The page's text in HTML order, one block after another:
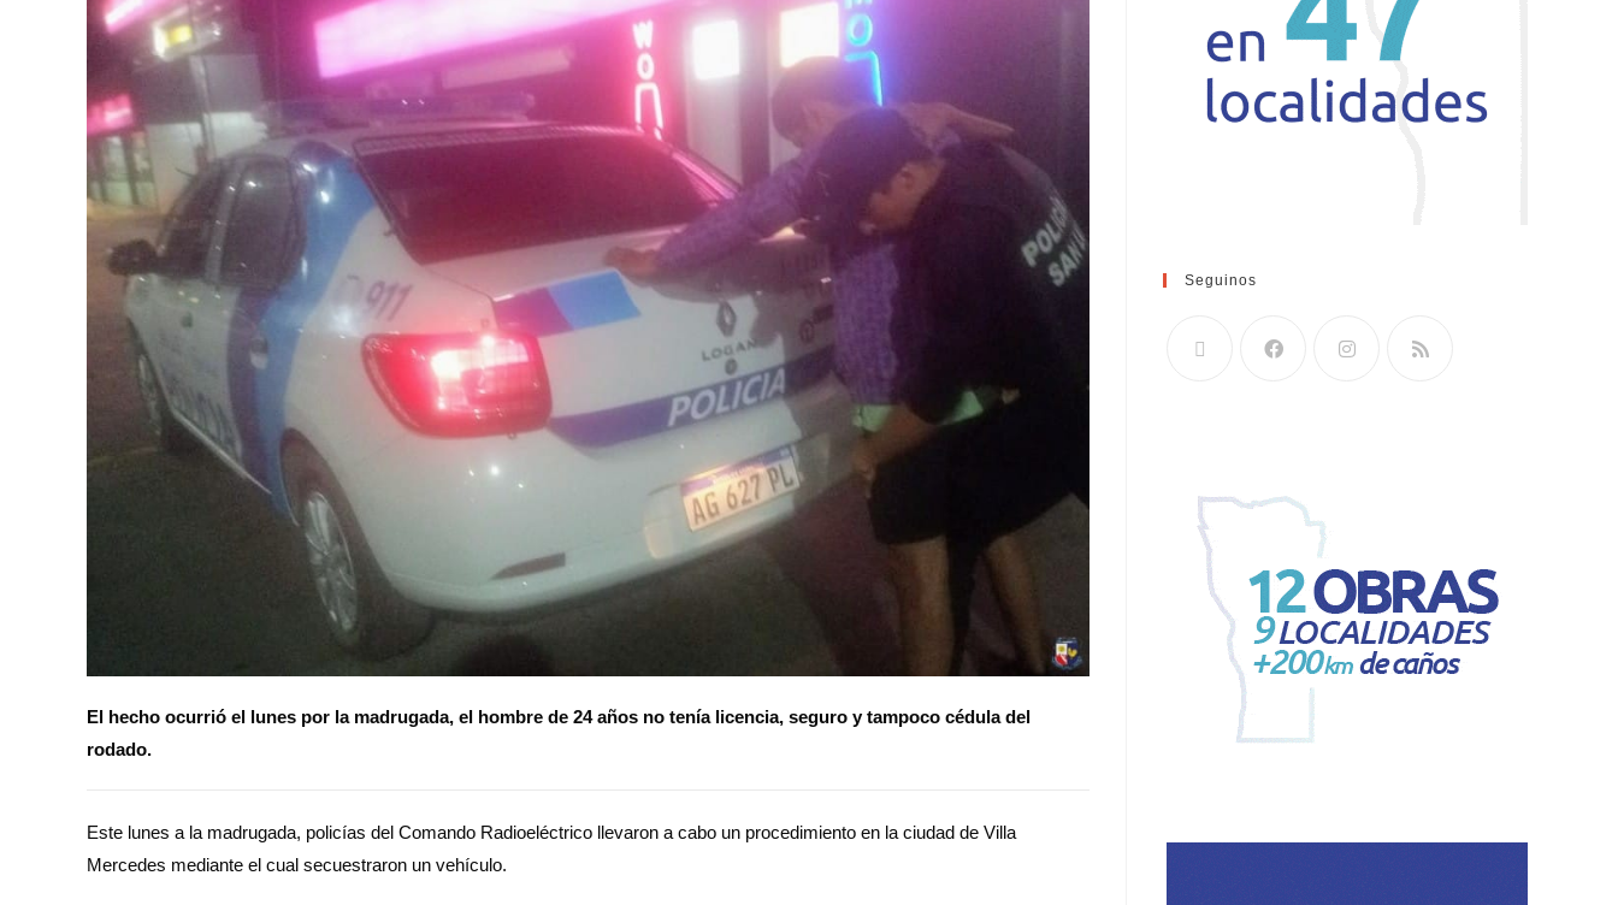
El hecho ocurrió el lunes por la madrugada, el hombre de 24 años no tenía licencia, seguro y tampoco cédula del
rodado.
Este lunes a la madrugada, policías del Comando Radioeléctrico llevaron a cabo un procedimiento en la ciudad de Villa
Mercedes mediante el cual secuestraron un vehículo.
Seguinos